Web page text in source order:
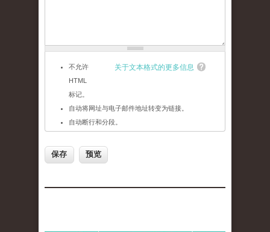
关于文本格式的更多信息
不允许
HTML
标记。
自动将网址与电子邮件地址转变为链接。
自动断行和分段。